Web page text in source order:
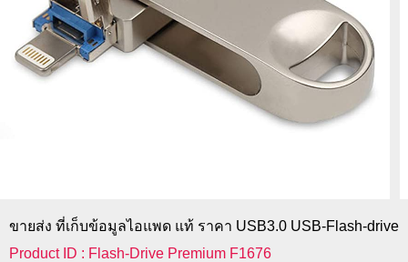
ขายส่ง ที่เก็บข้อมูลไอแพด แท้ ราคา USB3.0 USB-Flash-drive
Product ID : Flash-Drive Premium F1676